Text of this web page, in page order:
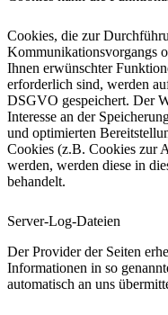
Cookies, die zur
Kommunikationsvorgangs
Ihnen erwünschter
erforderlich sind, werden
DSGVO gespeichert. Der
Interesse an der
und optimierten
Cookies (z.B. Cookies zur
werden, werden diese in
behandelt.
Server-Log-Dateien
Der Provider der Seiten
Informationen in so
automatisch an uns